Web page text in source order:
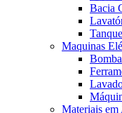
Bacia
Tanque
Maquinas
Materiais em